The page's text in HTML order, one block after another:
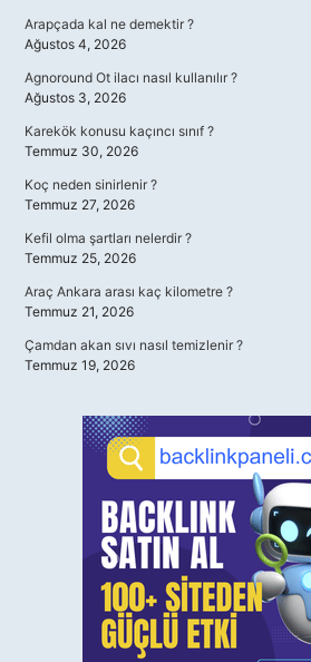
Arapçada kal ne demektir ?
Ağustos 4, 2026
Agnoround Ot ilacı nasıl kullanılır ?
Ağustos 3, 2026
Karekök konusu kaçıncı sınıf ?
Temmuz 30, 2026
Koç neden sinirlenir ?
Temmuz 27, 2026
Kefil olma şartları nelerdir ?
Temmuz 25, 2026
Araç Ankara arası kaç kilometre ?
Temmuz 21, 2026
Çamdan akan sıvı nasıl temizlenir ?
Temmuz 19, 2026